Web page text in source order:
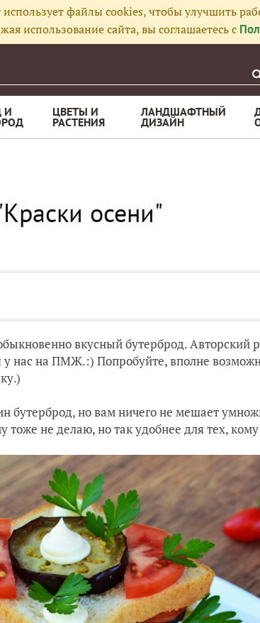
файлы cookies, чтобы улучшить
использование сайта, вы соглашаетесь с
И ЦВЕТЫ И
РАСТЕНИЯ
ЛАНДШАФТНЫЙ
ДИЗАЙН
осени"
вкусный бутерброд. Авторский
у нас на ПМЖ.:) Попробуйте, вполне
бутерброд, но вам ничего не мешает
тоже не делаю, но так удобнее для тех,